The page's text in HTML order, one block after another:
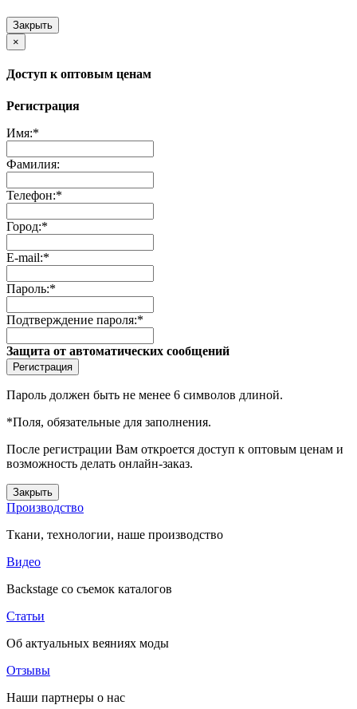
Закрыть
×
Доступ к оптовым ценам
Регистрация
Имя:*
Фамилия:
Телефон:*
Город:*
E-mail:*
Пароль:*
Подтверждение пароля:*
Защита от автоматических сообщений
Пароль должен быть не менее 6 символов длиной.
*Поля, обязательные для заполнения.
После регистрации Вам откроется доступ к оптовым ценам и
возможность делать онлайн-заказ.
Закрыть
Производство
Ткани, технологии, наше производство
Видео
Backstage со съемок каталогов
Статьи
Об актуальных веяниях моды
Отзывы
Наши партнеры о нас